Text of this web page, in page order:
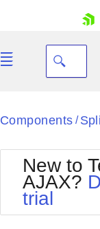
Your
Components /
New to
AJAX?
trial